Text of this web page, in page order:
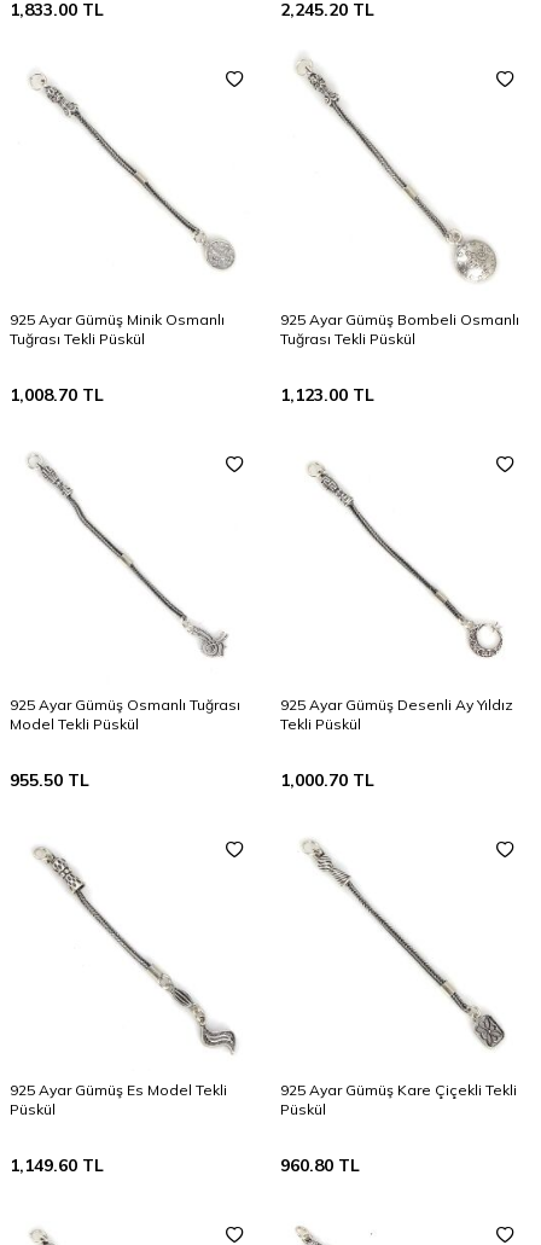
1,833.00 TL 2,245.20 TL
925 Ayar Gümüş Minik Osmanlı
Tuğrası Tekli Püskül
1,008.70 TL
925 Ayar Gümüş Bombeli Osmanlı
Tuğrası Tekli Püskül
1,123.00 TL
925 Ayar Gümüş Osmanlı Tuğrası
Model Tekli Püskül
955.50 TL
925 Ayar Gümüş Desenli Ay Yıldız
Tekli Püskül
1,000.70 TL
925 Ayar Gümüş Es Model Tekli
Püskül
1,149.60 TL
925 Ayar Gümüş Kare Çiçekli Tekli
Püskül
960.80 TL